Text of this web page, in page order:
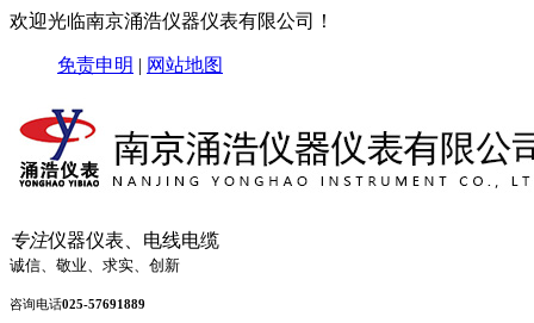
欢迎光临南京涌浩仪器仪表有限公司！
免责申明 | 网站地图
专注仪器仪表、电线电缆
诚信、敬业、求实、创新
咨询电话025-57691889